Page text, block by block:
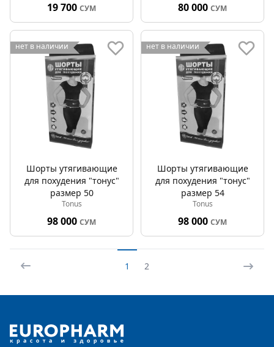
19 700 СУМ 80 000 СУМ
нет в наличии
Шорты утягивающие
для похудения "тонус"
размер 50
Tonus
98 000 СУМ
нет в наличии
Шорты утягивающие
для похудения "тонус"
размер 54
Tonus
98 000 СУМ
1 2